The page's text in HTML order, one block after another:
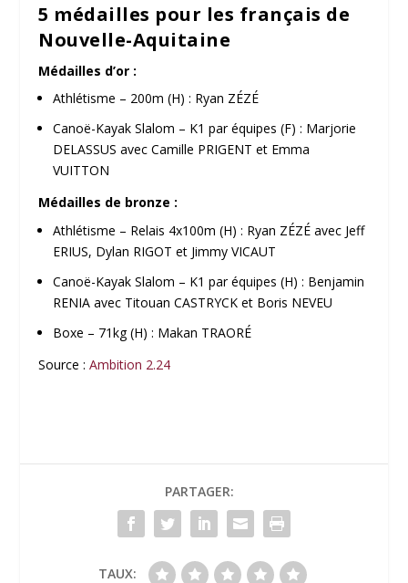
5 médailles pour les français de
Nouvelle-Aquitaine
Médailles d’or :
Athlétisme – 200m (H) : Ryan ZÉZÉ
Canoë-Kayak Slalom – K1 par équipes (F) : Marjorie
DELASSUS avec Camille PRIGENT et Emma
VUITTON
Médailles de bronze :
Athlétisme – Relais 4x100m (H) : Ryan ZÉZÉ avec Jeff
ERIUS, Dylan RIGOT et Jimmy VICAUT
Canoë-Kayak Slalom – K1 par équipes (H) : Benjamin
RENIA avec Titouan CASTRYCK et Boris NEVEU
Boxe – 71kg (H) : Makan TRAORÉ
Source :Ambition 2.24
PARTAGER:
TAUX: